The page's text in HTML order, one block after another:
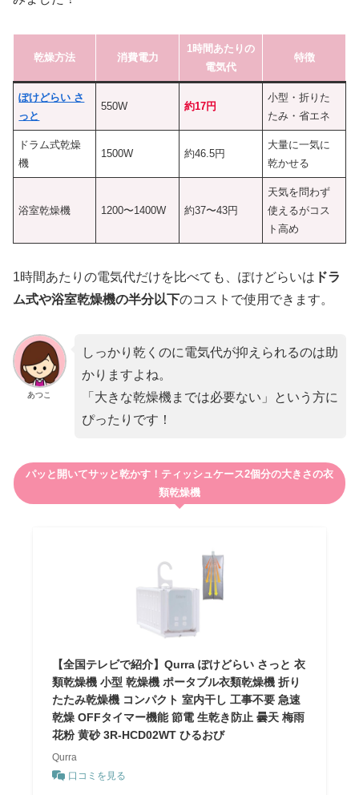
乾燥方法 消費電力
1時間あたりの
電気代
特徴
ぽけどらい さ
っと
550W 約17円
小型・折りた
たみ・省エネ
ドラム式乾燥
機
1500W 約46.5円
大量に一気に
乾かせる
浴室乾燥機 1200〜1400W 約37〜43円
天気を問わず
使えるがコス
ト高め
1時間あたりの電気代だけを比べても、ぽけどらいは ドラ
ム式や浴室乾燥機の半分以下のコストで使用できます。
あつこ
しっかり乾くのに電気代が抑えられるのは助
かりますよね。
「大きな乾燥機までは必要ない」という方に
ぴったりです！
パッと開いてサッと乾かす！ティッシュケース2個分の大きさの衣
類乾燥機
【全国テレビで紹介】Qurra ぽけどらい さっと 衣
類乾燥機 小型 乾燥機 ポータブル衣類乾燥機 折り
たたみ乾燥機 コンパクト 室内干し 工事不要 急速
乾燥 OFFタイマー機能 節電 生乾き防止 曇天 梅雨
花粉 黄砂 3R-HCD02WT ひるおび
Qurra
口コミを見る